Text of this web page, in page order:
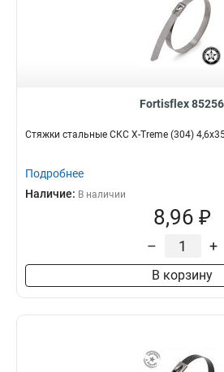
Fortisflex 85256
Стяжки стальные СКС X-Treme (304)
Подробнее
Наличие: В наличии
8,96 ₽
– +
В корзину